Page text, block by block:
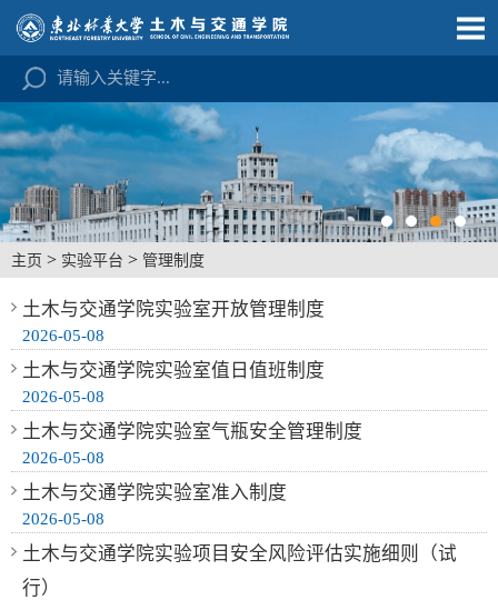
主页 > 实验平台 > 管理制度
土木与交通学院实验室开放管理制度
2026-05-08
土木与交通学院实验室值日值班制度
2026-05-08
土木与交通学院实验室气瓶安全管理制度
2026-05-08
土木与交通学院实验室准入制度
2026-05-08
土木与交通学院实验项目安全风险评估实施细则（试
行）